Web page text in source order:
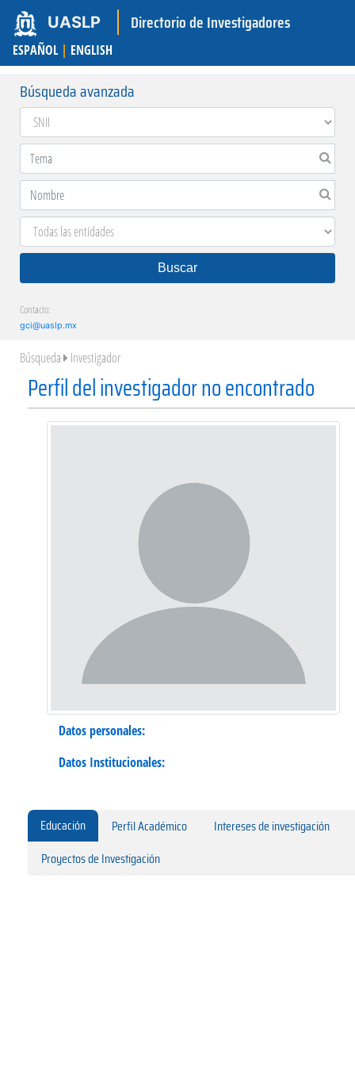
UASLP Directorio de Investigadores
ESPAÑOL | ENGLISH
Búsqueda avanzada
Buscar
Contacto:
gci@uaslp.mx
Búsqueda Investigador
Perfil del investigador no encontrado
Datos personales:
Datos Institucionales:
Educación Perfil Académico
Intereses de investigación
Proyectos de Investigación